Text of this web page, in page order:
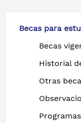
Becas para
Becas
Historial
Otras